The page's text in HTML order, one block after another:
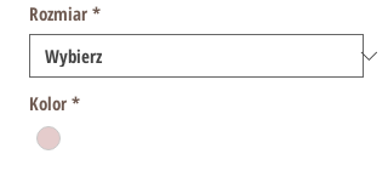
Rozmiar *
Kolor *